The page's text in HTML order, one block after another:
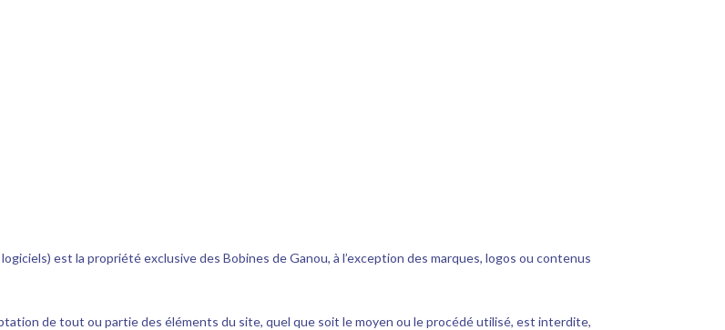
est la propriété exclusive des Bobines de Ganou, à l’exception des marques, logos ou contenus
de tout ou partie des éléments du site, quel que soit le moyen ou le procédé utilisé, est interdite,